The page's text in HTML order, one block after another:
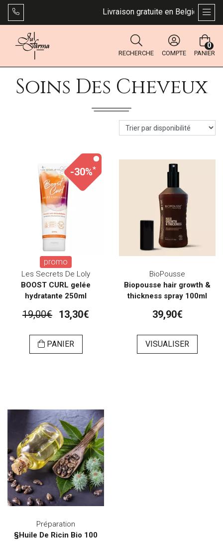
Livraison gratuite en Belgique
RECHERCHE COMPTE PANIER
0
Soins Des Cheveux
-30%*
promo
Les Secrets De Loly
BOOST CURL gelée
hydratante 250ml
19,00€ 13,30€
PANIER
BioPousse
Biopousse hair growth &
thickness spray 100ml
39,90€
VISUALISER
Préparation
§Huile De Ricin Bio 100